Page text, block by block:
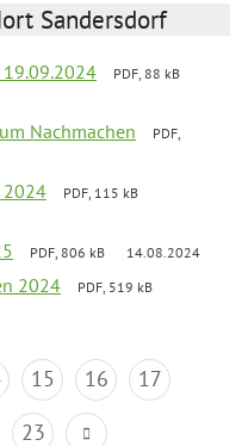
Sandersdorf
PDF, 88 kB
Nachmachen
PDF,
2024
PDF, 115 kB
PDF, 806 kB 14.08.2024
2024
PDF, 519 kB
15 16
17
23